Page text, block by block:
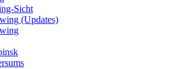
Sicht
(Updates)